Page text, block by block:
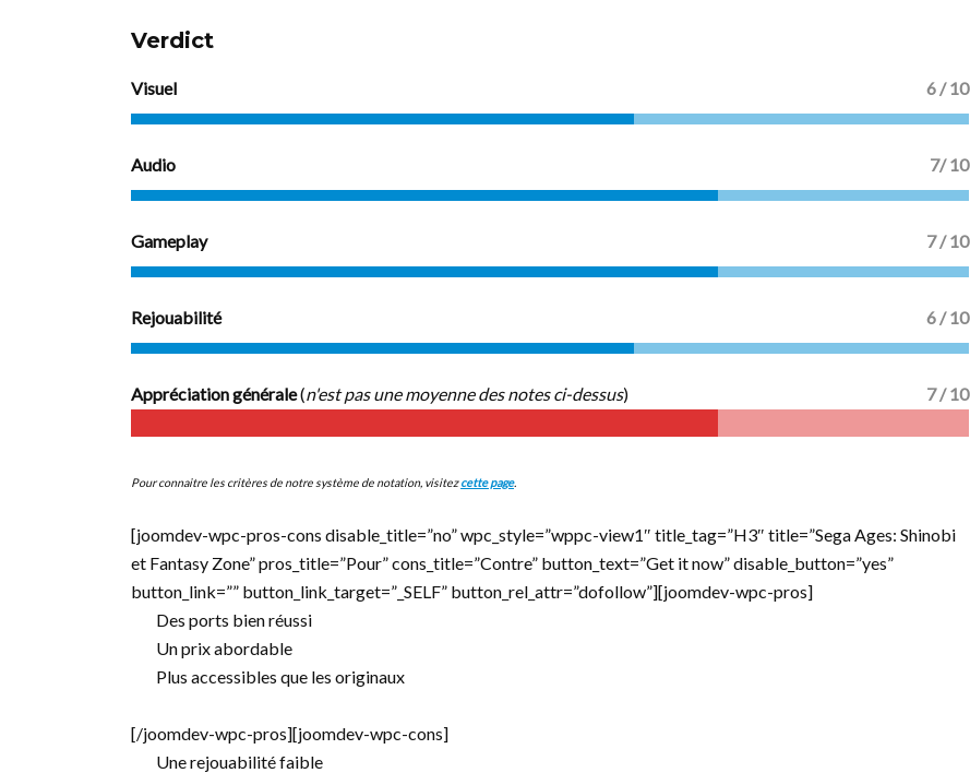
Verdict
Visuel 6 / 10
Audio 7/ 10
Gameplay 7 / 10
Rejouabilité 6 / 10
Appréciation générale(n'est pas une moyenne des notes ci-dessus) 7 / 10
Pour connaitre les critères de notre système de notation, visitezcette page.
[joomdev-wpc-pros-cons disable_title=”no” wpc_style=”wppc-view1″ title_tag=”H3″ title=”Sega Ages: Shinobi
et Fantasy Zone” pros_title=”Pour” cons_title=”Contre” button_text=”Get it now” disable_button=”yes”
button_link=”” button_link_target=”_SELF” button_rel_attr=”dofollow”][joomdev-wpc-pros]
Des ports bien réussi
Un prix abordable
Plus accessibles que les originaux
[/joomdev-wpc-pros][joomdev-wpc-cons]
Une rejouabilité faible